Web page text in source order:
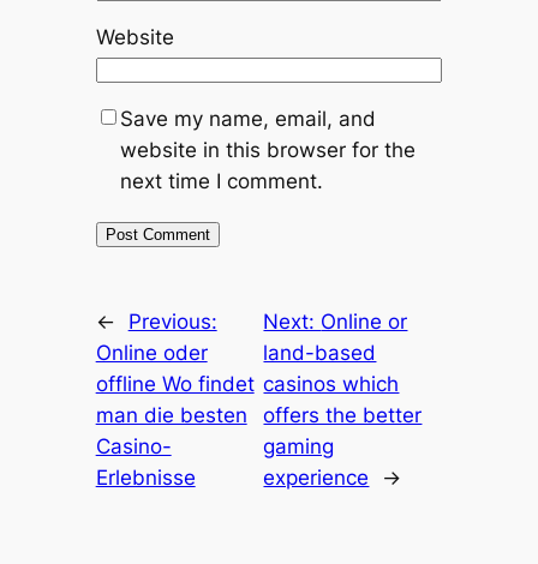
Website
Save my name, email, and
website in this browser for the
next time I comment.
←
Previous:
Online oder
offline Wo findet
man die besten
Casino-
Erlebnisse
Next: Online or
land-based
casinos which
offers the better
gaming
experience
→